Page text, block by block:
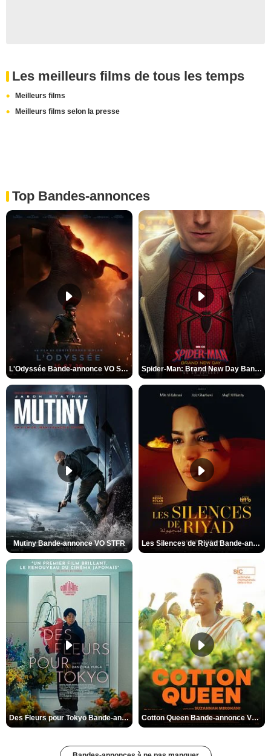
Les meilleurs films de tous les temps
Meilleurs films
Meilleurs films selon la presse
Top Bandes-annonces
L'Odyssée Bande-annonce VO STFR Spider-Man: Brand New Day Bande-annonce VO STFR
Mutiny Bande-annonce VO STFR Les Silences de Riyad Bande-annonce VO STFR
Des Fleurs pour Tokyo Bande-annonce VO STFR Cotton Queen Bande-annonce VO STFR